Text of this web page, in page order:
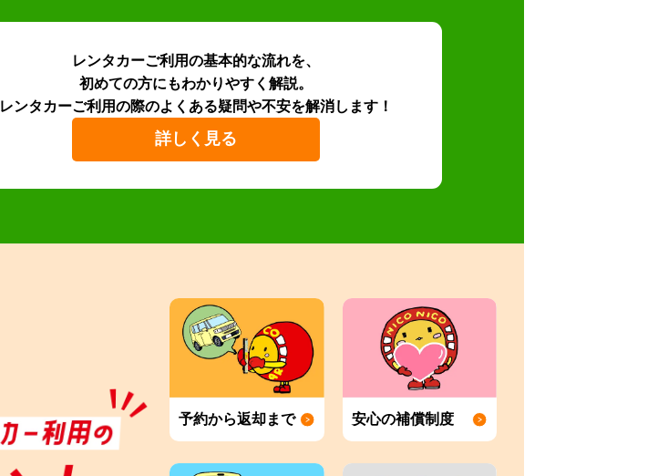
レンタカーご利用の基本的な流れを、
初めての方にもわかりやすく解説。
レンタカーご利用の際のよくある疑問や不安を解消します！
詳しく見る
予約から返却まで 安心の補償制度